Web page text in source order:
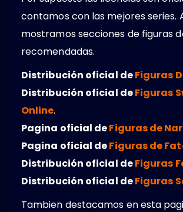
contamos con las mejores series.
mostramos secciones de figuras
recomendadas.
Distribución oficial deFiguras
Distribución oficial deFiguras
Online.
Pagina oficial deFiguras de
Pagina oficial deFiguras de
Distribución oficial deFiguras
Distribución oficial deFiguras
Tambien destacamos en esta